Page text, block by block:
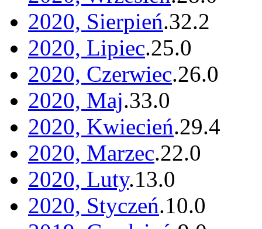
2020, Sierpień.32.2
2020, Lipiec.25.0
2020, Czerwiec.26.0
2020, Maj.33.0
2020, Kwiecień.29.4
2020, Marzec.22.0
2020, Luty.13.0
2020, Styczeń.10.0